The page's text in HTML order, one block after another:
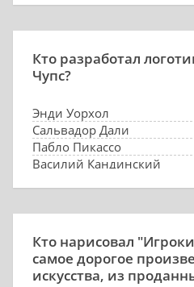
Кто разработал
Чупс?
Энди Уорхол
Сальвадор Дали
Пабло Пикассо
Василий Кандинский
Кто нарисовал
самое дорогое
искусства, из